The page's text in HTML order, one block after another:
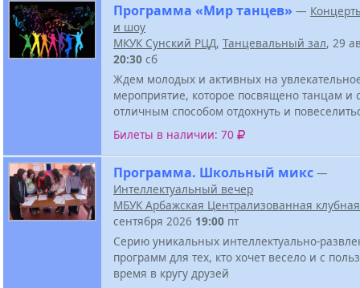
Программа «Мир танцев» —
и шоу
МКУК Сунский РЦД, Танцевальный зал, 29
20:30 сб
Ждем молодых и активных на
мероприятие, которое посвящено танцам и
отличным способом отдохнуть и
Билеты в наличии: 70
Программа. Школьный микс —
Интеллектуальный вечер
МБУК Арбажская Централизованная
сентября 2026 19:00 пт
Серию уникальных интеллектуально-
программ для тех, кто хочет весело и с
время в кругу друзей